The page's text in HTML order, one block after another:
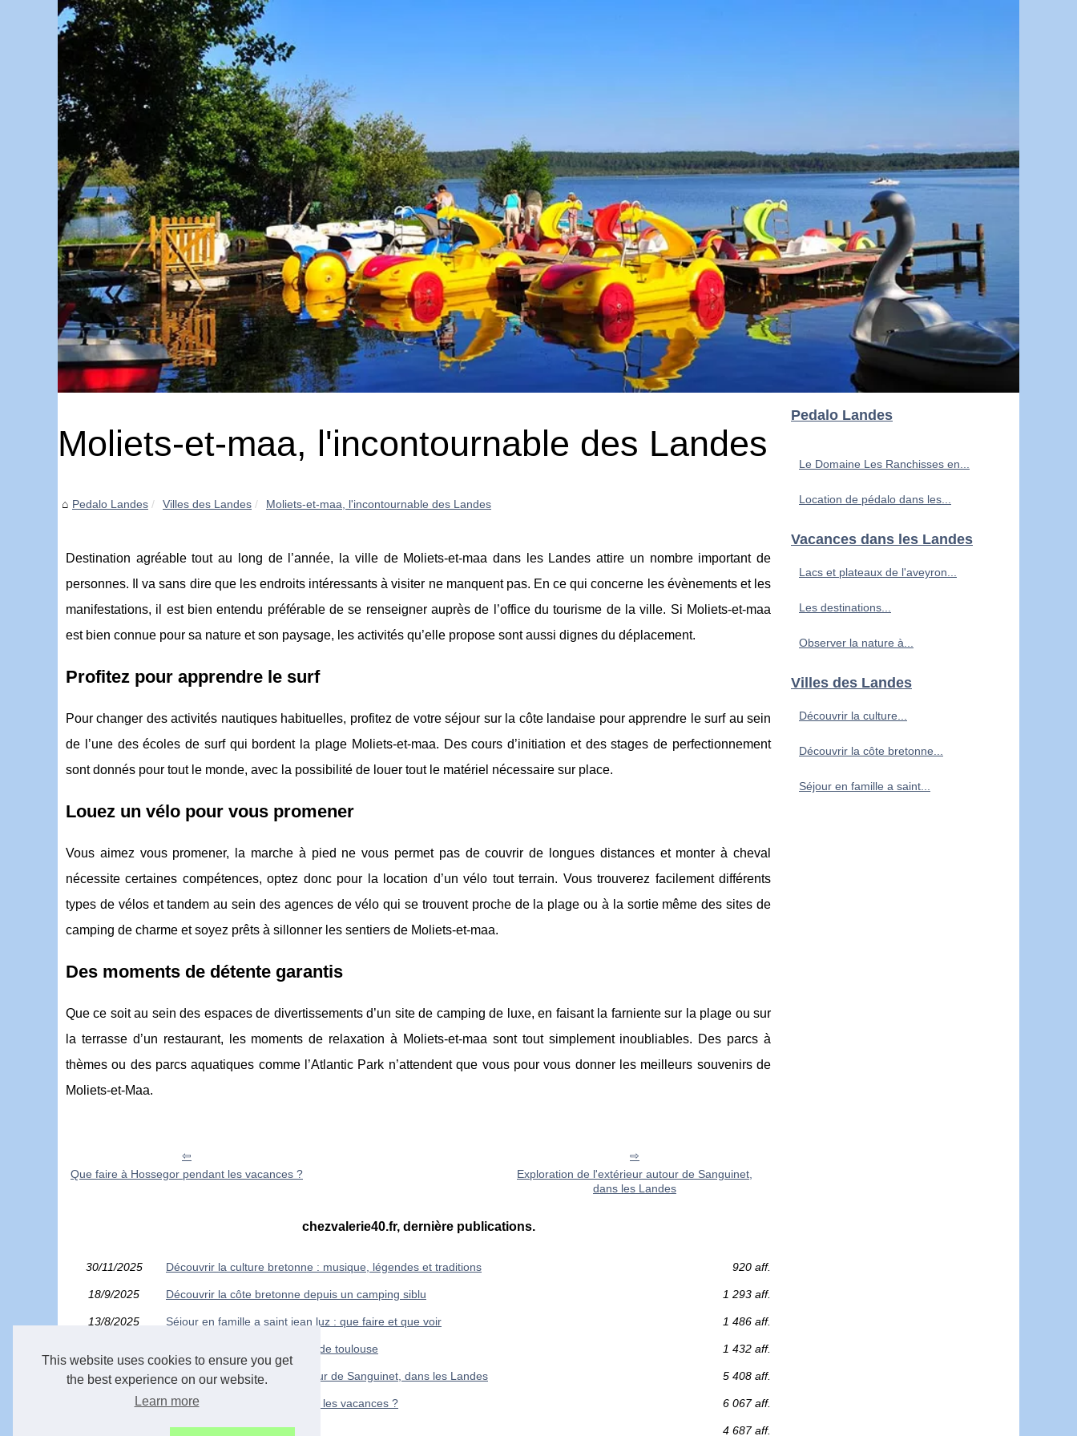
This website uses cookies to ensure you get
the best experience on our website.
Learn more
Moliets-et-maa, l'incontournable des Landes
Pedalo Landes Villes des Landes Moliets-et-maa, l'incontournable des Landes
Destination agréable tout au long de l’année, la ville de Moliets-et-maa dans les Landes attire un nombre important de
personnes. Il va sans dire que les endroits intéressants à visiter ne manquent pas. En ce qui concerne les évènements et les
manifestations, il est bien entendu préférable de se renseigner auprès de l’office du tourisme de la ville. Si Moliets-et-maa
est bien connue pour sa nature et son paysage, les activités qu’elle propose sont aussi dignes du déplacement.
Profitez pour apprendre le surf
Pour changer des activités nautiques habituelles, profitez de votre séjour sur la côte landaise pour apprendre le surf au sein
de l’une des écoles de surf qui bordent la plage Moliets-et-maa. Des cours d’initiation et des stages de perfectionnement
sont donnés pour tout le monde, avec la possibilité de louer tout le matériel nécessaire sur place.
Louez un vélo pour vous promener
Vous aimez vous promener, la marche à pied ne vous permet pas de couvrir de longues distances et monter à cheval
nécessite certaines compétences, optez donc pour la location d’un vélo tout terrain. Vous trouverez facilement différents
types de vélos et tandem au sein des agences de vélo qui se trouvent proche de la plage ou à la sortie même des sites de
camping de charme et soyez prêts à sillonner les sentiers de Moliets-et-maa.
Des moments de détente garantis
Que ce soit au sein des espaces de divertissements d’un site de camping de luxe, en faisant la farniente sur la plage ou sur
la terrasse d’un restaurant, les moments de relaxation à Moliets-et-maa sont tout simplement inoubliables. Des parcs à
thèmes ou des parcs aquatiques comme l’Atlantic Park n’attendent que vous pour vous donner les meilleurs souvenirs de
Moliets-et-Maa.
Que faire à Hossegor pendant les vacances ?
Exploration de l'extérieur autour de Sanguinet,
dans les Landes
chezvalerie40.fr, dernière publications.
30/11/2025 Découvrir la culture bretonne : musique, légendes et traditions 920 aff.
18/9/2025 Découvrir la côte bretonne depuis un camping siblu 1 293 aff.
13/8/2025 Séjour en famille a saint jean luz : que faire et que voir 1 486 aff.
Partir en séjour nature autour de toulouse 1 432 aff.
13/2/2023 Exploration de l'extérieur autour de Sanguinet, dans les Landes 5 408 aff.
12/8/2016 Que faire à Hossegor pendant les vacances ? 6 067 aff.
Visiter la ville de Biscarrosse 4 687 aff.
Pedalo Landes
Le Domaine Les Ranchisses en...
Location de pédalo dans les...
Vacances dans les Landes
Lacs et plateaux de l'aveyron...
Les destinations...
Observer la nature à...
Villes des Landes
Découvrir la culture...
Découvrir la côte bretonne...
Séjour en famille a saint...